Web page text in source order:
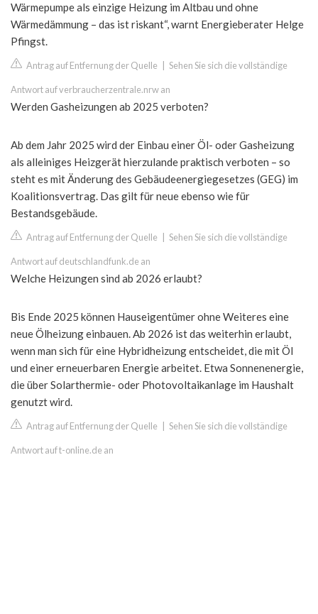
Wärmepumpe als einzige Heizung im Altbau und ohne
Wärmedämmung – das ist riskant“, warnt Energieberater Helge
Pfingst.
Antrag auf Entfernung der Quelle Sehen Sie sich die vollständige
Antwort auf verbraucherzentrale.nrw an
Werden Gasheizungen ab 2025 verboten?
Ab dem Jahr 2025 wird der Einbau einer Öl- oder Gasheizung
als alleiniges Heizgerät hierzulande praktisch verboten – so
steht es mit Änderung des Gebäudeenergiegesetzes (GEG) im
Koalitionsvertrag. Das gilt für neue ebenso wie für
Bestandsgebäude.
Antrag auf Entfernung der Quelle Sehen Sie sich die vollständige
Antwort auf deutschlandfunk.de an
Welche Heizungen sind ab 2026 erlaubt?
Bis Ende 2025 können Hauseigentümer ohne Weiteres eine
neue Ölheizung einbauen. Ab 2026 ist das weiterhin erlaubt,
wenn man sich für eine Hybridheizung entscheidet, die mit Öl
und einer erneuerbaren Energie arbeitet. Etwa Sonnenenergie,
die über Solarthermie- oder Photovoltaikanlage im Haushalt
genutzt wird.
Antrag auf Entfernung der Quelle Sehen Sie sich die vollständige
Antwort auf t-online.de an